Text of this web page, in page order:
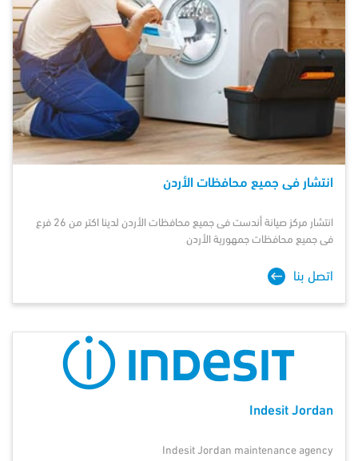
انتشار فى جميع محافظات الأردن
انتشار مركز صيانة أندست
فى جميع محافظات الأردن لدينا اكتر من 26 فرع
فى جميع محافظات جمهورية الأردن
اتصل بنا
Indesit Jordan
Indesit Jordan maintenance agency